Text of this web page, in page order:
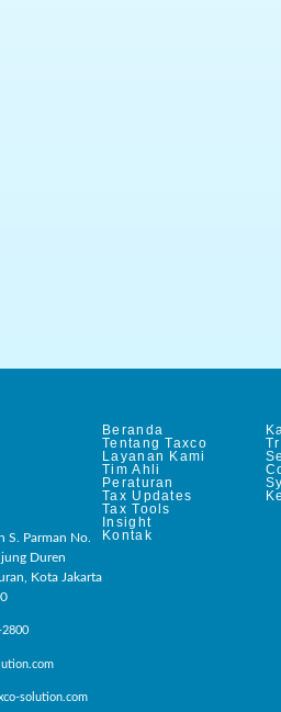
S. Parman No.
Duren
Kota Jakarta
Beranda
Tentang Taxco
Layanan Kami
Tim Ahli
Peraturan
Tax Updates
Tax Tools
Insight
Kontak